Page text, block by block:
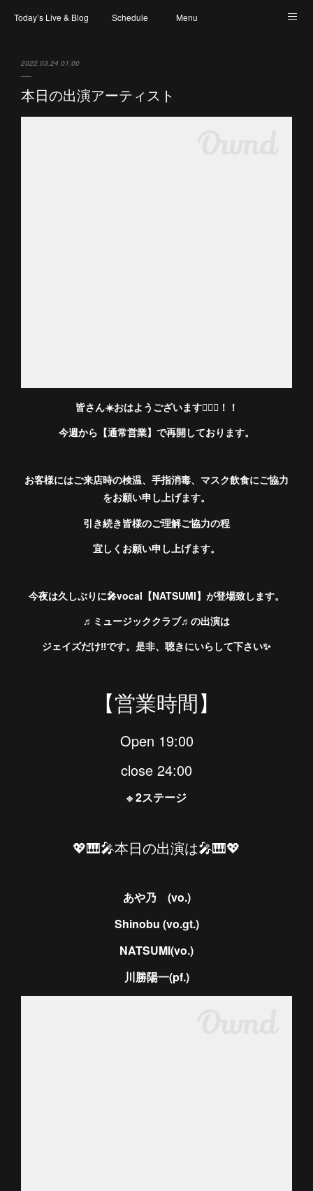
Today’s Live & Blog Schedule Menu
2022.03.24 01:00
本日の出演アーティスト
皆さん☀️おはようございます🙋🏻‍♀️！！
今週から【通常営業】で再開しております。
お客様にはご来店時の検温、手指消毒、マスク飲食にご協力
をお願い申し上げます。
引き続き皆様のご理解ご協力の程
宜しくお願い申し上げます。
今夜は久しぶりに🎤vocal【NATSUMI】が登場致します。
♬ミュージッククラブ♬の出演は
ジェイズだけ‼︎です。是非、聴きにいらして下さい✨
【営業時間】
Open 19:00
close 24:00
※ 2ステージ
💖🎹🎤本日の出演は🎤🎹💖
あや乃 (vo.)
Shinobu (vo.gt.)
NATSUMI(vo.)
川勝陽一(pf.)